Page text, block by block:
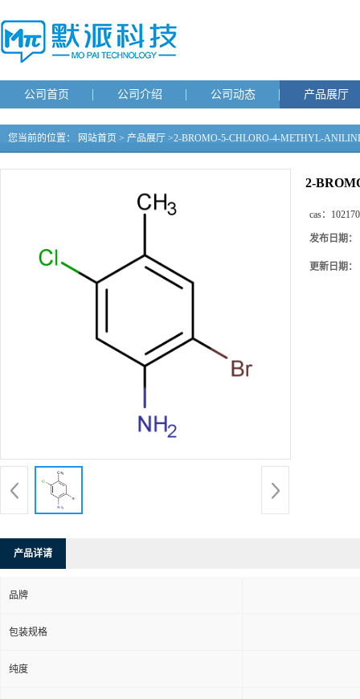
公司首页 公司介绍 公司动态 产品展厅
您当前的位置： 网站首页 > 产品展厅 >2-BROMO-5-CHLORO-4-METHYL-
2-
cas：
发布日期：
更新日期：
产品详请
品牌
包装规格
纯度